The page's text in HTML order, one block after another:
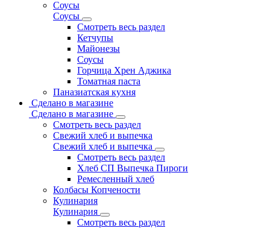
Соусы
Соусы
Смотреть весь раздел
Кетчупы
Майонезы
Соусы
Горчица Хрен Аджика
Томатная паста
Паназиатская кухня
Сделано в магазине
Сделано в магазине
Смотреть весь раздел
Свежий хлеб и выпечка
Свежий хлеб и выпечка
Смотреть весь раздел
Хлеб СП Выпечка Пироги
Ремесленный хлеб
Колбасы Копчености
Кулинария
Кулинария
Смотреть весь раздел